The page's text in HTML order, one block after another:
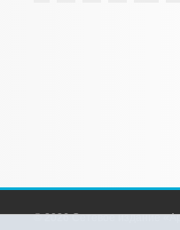
© 2026 Сетевое издание